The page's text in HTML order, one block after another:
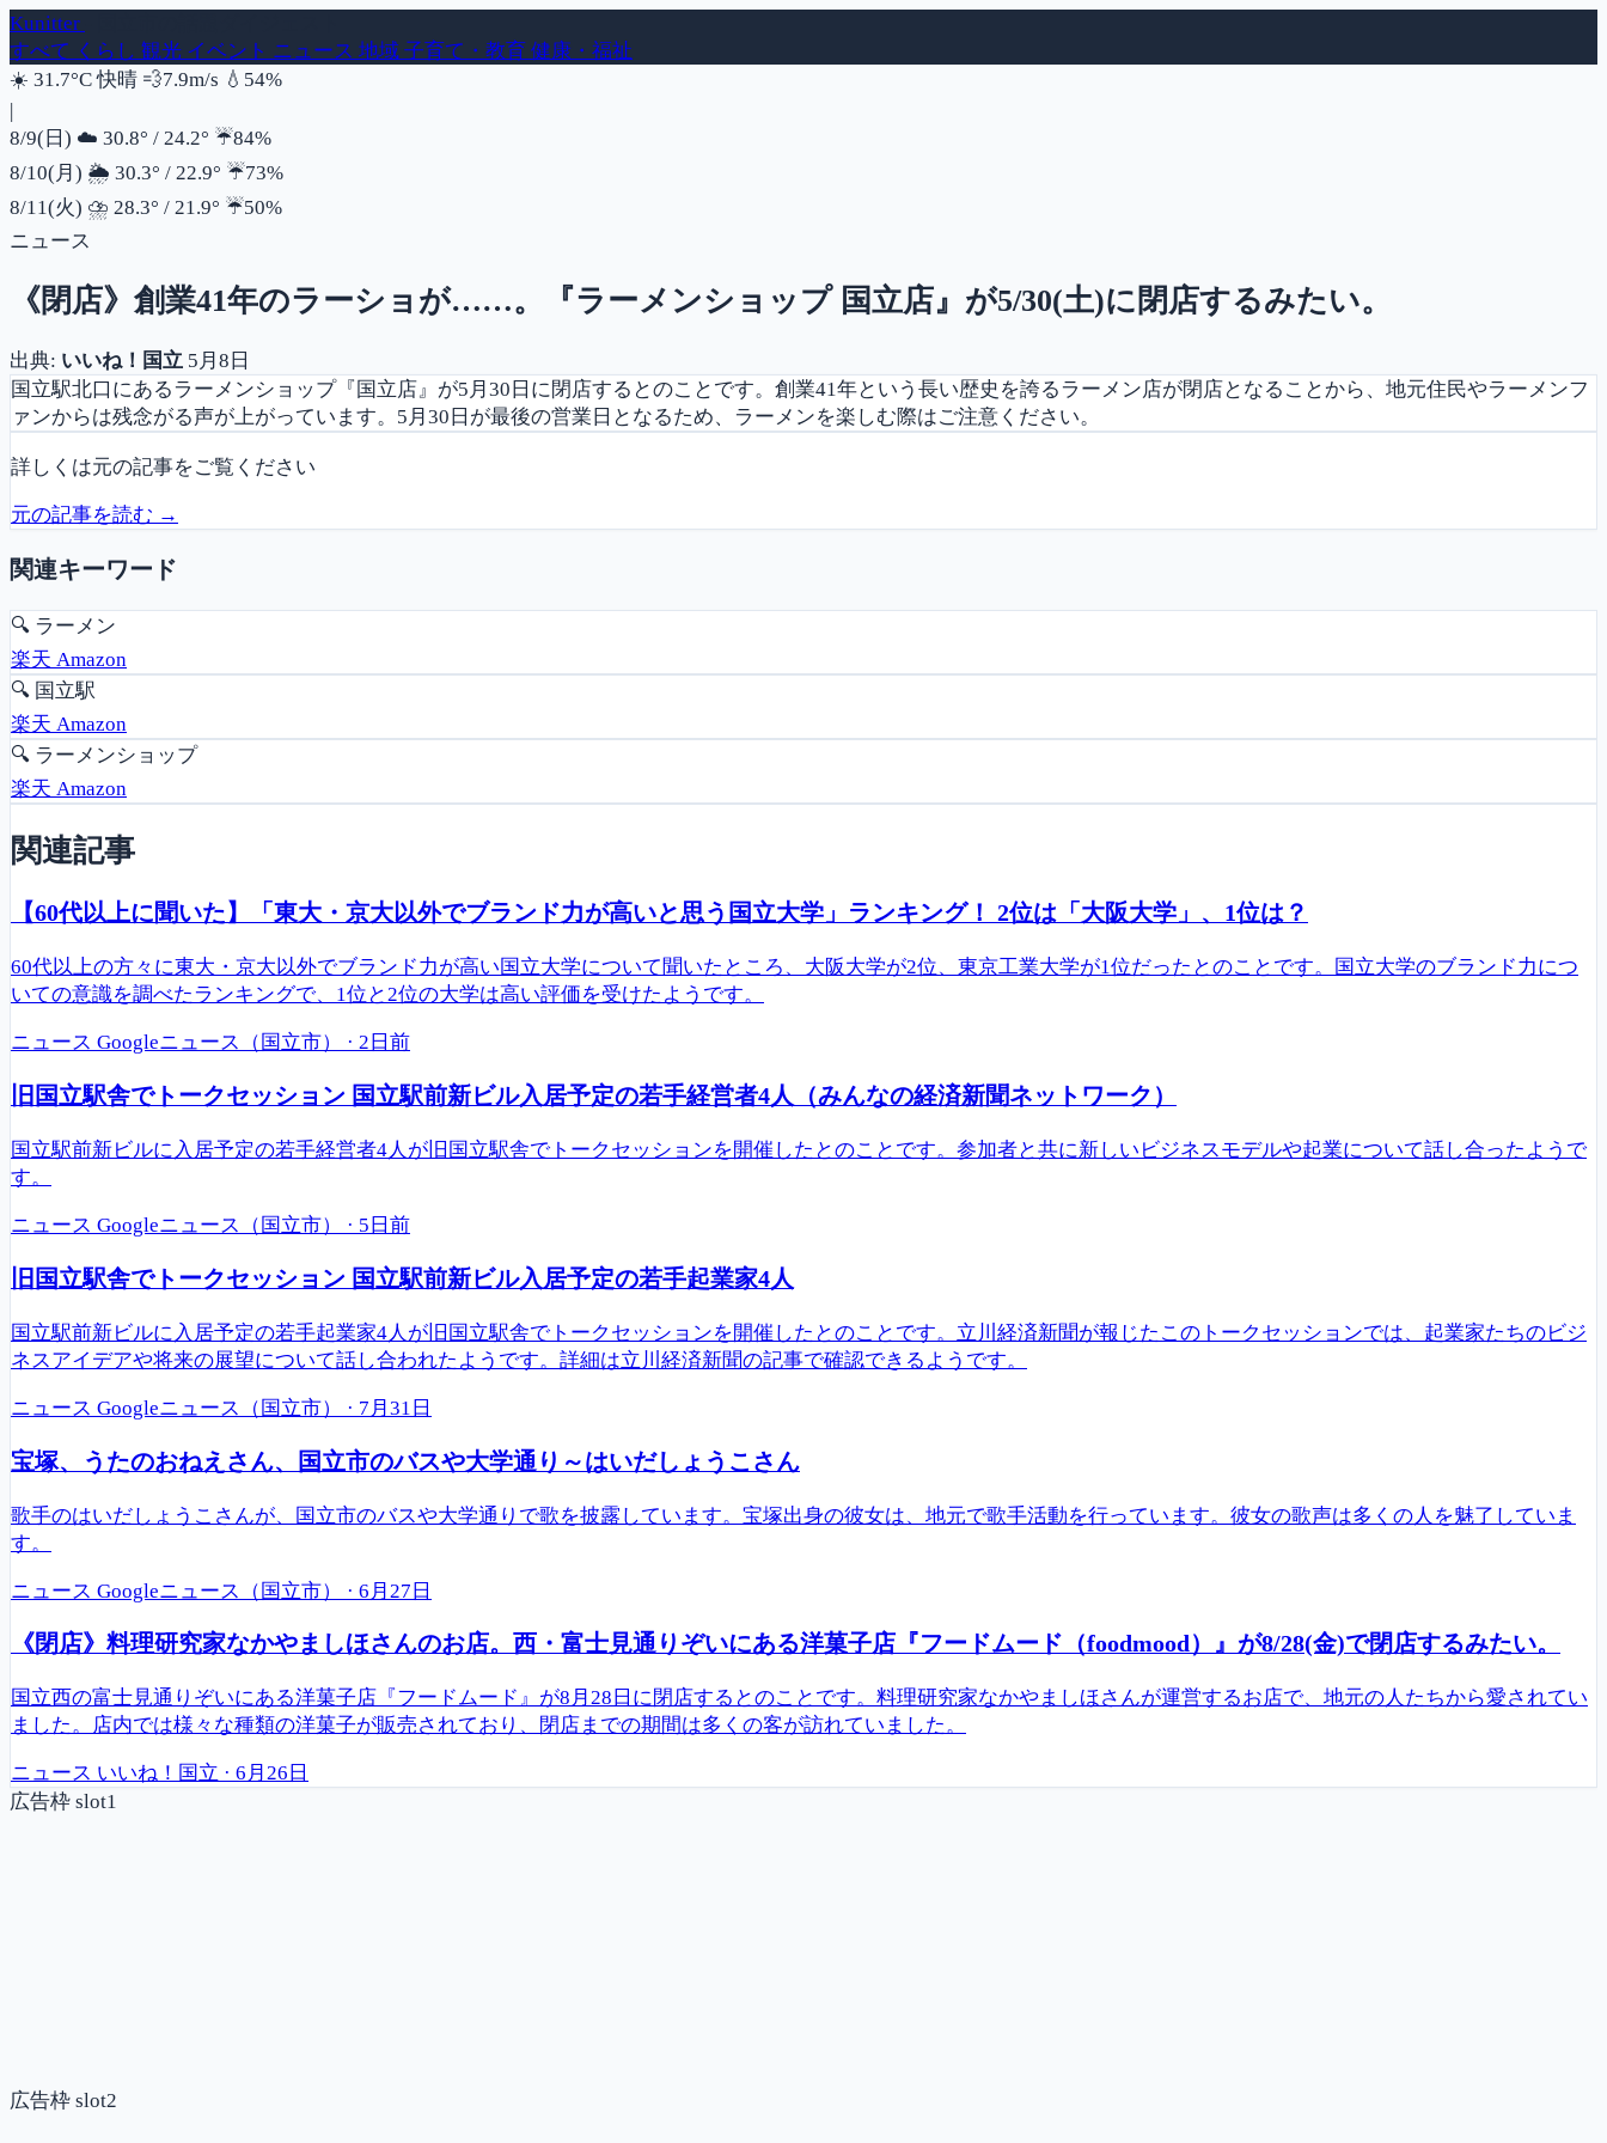
Kunitter
すべて くらし 観光 イベント ニュース 地域 子育て・教育 健康・福祉
☀️ 31.7°C 快晴 💨風速
7.9m/s 💧 湿度
54%
|
8/9(日) ☁️ 30.8° / 24.2° ☔降水確率
84%
8/10(月) 🌦️ 30.3° / 22.9° ☔降水確率
73%
8/11(火) ⛈️ 28.3° / 21.9° ☔降水確率
50%
ニュース
《閉店》創業41年のラーショが……。『ラーメンショップ 国立店』が5/30(土)に閉店するみたい。
出典: いいね！国立 5月8日
国立駅北口にあるラーメンショップ『国立店』が5月30日に閉店するとのことです。創業41年という長い歴史を誇るラーメン店が閉店となることから、地元住民やラーメンフ
ァンからは残念がる声が上がっています。5月30日が最後の営業日となるため、ラーメンを楽しむ際はご注意ください。
詳しくは元の記事をご覧ください
元の記事を読む →
関連キーワード
🔍 ラーメン
楽天 Amazon
🔍 国立駅
楽天 Amazon
🔍 ラーメンショップ
楽天 Amazon
関連記事
【60代以上に聞いた】「東大・京大以外でブランド力が高いと思う国立大学」ランキング！ 2位は「大阪大学」、1位は？
60代以上の方々に東大・京大以外でブランド力が高い国立大学について聞いたところ、大阪大学が2位、東京工業大学が1位だったとのことです。国立大学のブランド力につ
いての意識を調べたランキングで、1位と2位の大学は高い評価を受けたようです。
ニュース Googleニュース（国立市） · 2日前
旧国立駅舎でトークセッション 国立駅前新ビル入居予定の若手経営者4人（みんなの経済新聞ネットワーク）
国立駅前新ビルに入居予定の若手経営者4人が旧国立駅舎でトークセッションを開催したとのことです。参加者と共に新しいビジネスモデルや起業について話し合ったようで
す。
ニュース Googleニュース（国立市） · 5日前
旧国立駅舎でトークセッション 国立駅前新ビル入居予定の若手起業家4人
国立駅前新ビルに入居予定の若手起業家4人が旧国立駅舎でトークセッションを開催したとのことです。立川経済新聞が報じたこのトークセッションでは、起業家たちのビジ
ネスアイデアや将来の展望について話し合われたようです。詳細は立川経済新聞の記事で確認できるようです。
ニュース Googleニュース（国立市） · 7月31日
宝塚、うたのおねえさん、国立市のバスや大学通り～はいだしょうこさん
歌手のはいだしょうこさんが、国立市のバスや大学通りで歌を披露しています。宝塚出身の彼女は、地元で歌手活動を行っています。彼女の歌声は多くの人を魅了していま
す。
ニュース Googleニュース（国立市） · 6月27日
《閉店》料理研究家なかやましほさんのお店。西・富士見通りぞいにある洋菓子店『フードムード（foodmood）』が8/28(金)で閉店するみたい。
国立西の富士見通りぞいにある洋菓子店『フードムード』が8月28日に閉店するとのことです。料理研究家なかやましほさんが運営するお店で、地元の人たちから愛されてい
ました。店内では様々な種類の洋菓子が販売されており、閉店までの期間は多くの客が訪れていました。
ニュース いいね！国立 · 6月26日
広告枠 slot1
広告枠 slot2